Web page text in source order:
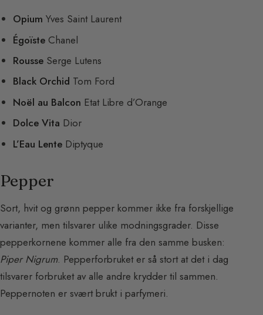
Opium Yves Saint Laurent
Égoïste Chanel
Rousse Serge Lutens
Black Orchid Tom Ford
Noël au Balcon Etat Libre d’Orange
Dolce Vita Dior
L’Eau Lente Diptyque
Pepper
Sort, hvit og grønn pepper kommer ikke fra forskjellige
varianter, men tilsvarer ulike modningsgrader. Disse
pepperkornene kommer alle fra den samme busken:
Piper Nigrum. Pepperforbruket er så stort at det i dag
tilsvarer forbruket av alle andre krydder til sammen.
Peppernoten er svært brukt i parfymeri.